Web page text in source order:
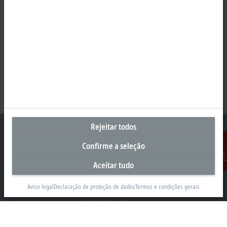
Contato
Rua Caminho do Pilar, 1362
Vila Gilda, Santo André 09190-000 - SP
Rejeitar todos
Confirme a seleção
Aceitar tudo
Aviso legalDeclaração de proteção de dadosTermos e condições gerais